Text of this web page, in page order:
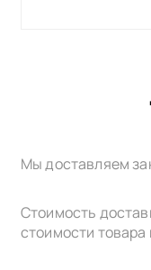
Мы доставляем
Стоимость
стоимости